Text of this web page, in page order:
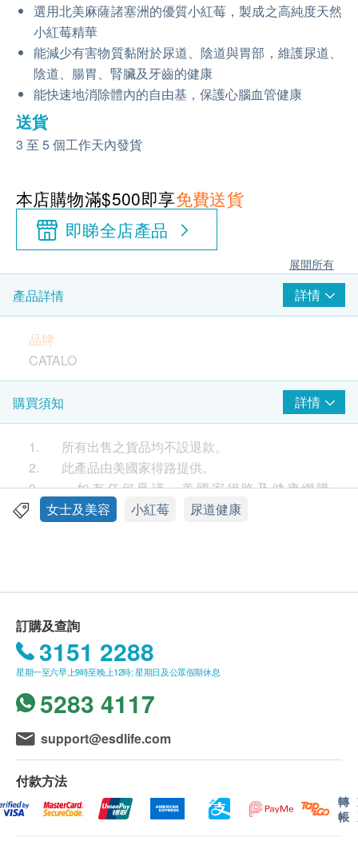
選用北美麻薩諸塞洲的優質小紅莓，製成之高純度天然
小紅莓精華
能減少有害物質黏附於尿道、陰道與胃部，維護尿道、
陰道、腸胃、腎臟及牙齒的健康
能快速地消除體內的自由基，保護心腦血管健康
送貨
3 至 5 個工作天內發貨
本店購物滿$500即享免費送貨
即睇全店產品
展開所有
產品詳情 詳情
品牌
CATALO
產地
美國
包裝
60粒
特性及功效
適用人士
兒童及成年人，關注尿道健康，維持腎臟及胃部健
康，關注口腔健康及牙肉不適問題，素食者適用
使用方法
成人: 保健食法：每天2粒; 加速效果食法: 每天2-3
次，每次2粒
6-12歲兒童：每天1粒
請於早餐後服用
購買須知 詳情
1. 所有出售之貨品均不設退款。
2. 此產品由美國家得路提供。
3. 如有任何爭議，美國家得路及健康網購
health.ESDlife保留最終決議權。
以下地區不提供送貨服務:
打鼓嶺, 離島(大嶼山 (包括愉景灣), 南丫島, 長洲,
坪洲, 大澳, 梅窩, 昂平), 馬灣, 沙頭角, 落馬洲, 皇崗,
流浮山, 龍鼓灘, 踏石角, 機場。
訂單確認後將於3-5個工作天內送達指定送貨地
址。送貨日期及地址一經確認後將無法更改，否則
將會引致嚴重送貨延誤，顧客亦須自行繳付因更改
送貨日期及地址而引起之全數費用。
不排除運送時間會因節日而有所影響。當八號烈風
訊號懸掛或黑色暴雨警告生效時，送貨服務時間將
女士及美容 小紅莓 尿道健康
訂購及查詢
3151 2288
星期一至六早上9時至晚上12時; 星期日及公眾假期休息
5283 4117
support@esdlife.com
付款方法
轉
帳